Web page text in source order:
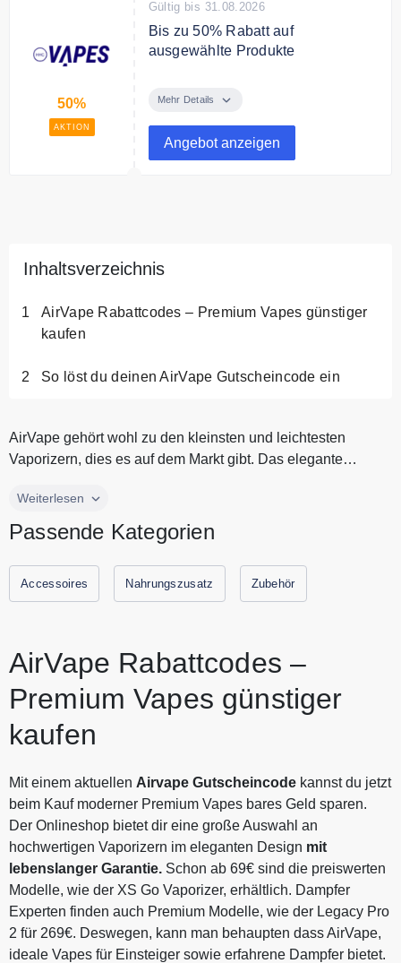
50%
AKTION
Gültig bis 31.08.2026
Bis zu 50% Rabatt auf
ausgewählte Produkte
Produkte.
Mehr Details
Angebot anzeigen
Inhaltsverzeichnis
AirVape Rabattcodes – Premium Vapes günstiger
kaufen
So löst du deinen AirVape Gutscheincode ein
AirVape gehört wohl zu den kleinsten und leichtesten
Vaporizern, dies es auf dem Markt gibt. Das elegante
AirVape gehört wohl zu den kleinsten und leichtesten
Design, der fortschrittliche technologische Kern und die
Entdecke jetzt die Premium Vapes von AirVape zum fairen
Preis. Alle aktuellen Gutscheine und Rabattaktionen von
Weiterlesen
Passende Kategorien
Accessoires Nahrungszusatz Zubehör
AirVape Rabattcodes –
Premium Vapes günstiger
kaufen
Mit einem aktuellen Airvape Gutscheincode kannst du jetzt
beim Kauf moderner Premium Vapes bares Geld sparen.
Der Onlineshop bietet dir eine große Auswahl an
hochwertigen Vaporizern im eleganten Design mit
lebenslanger Garantie. Schon ab 69€ sind die preiswerten
Modelle, wie der XS Go Vaporizer, erhältlich. Dampfer
Experten finden auch Premium Modelle, wie der Legacy Pro
2 für 269€. Deswegen, kann man behaupten dass AirVape,
ideale Vapes für Einsteiger sowie erfahrene Dampfer bietet.